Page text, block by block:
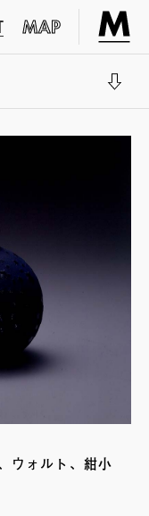
MAP
ウォルト、紺小